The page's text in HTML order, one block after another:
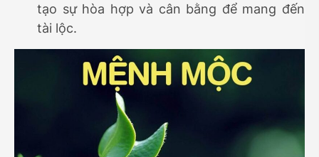
tạo sự hòa hợp và cân bằng để mang đến
tài lộc.